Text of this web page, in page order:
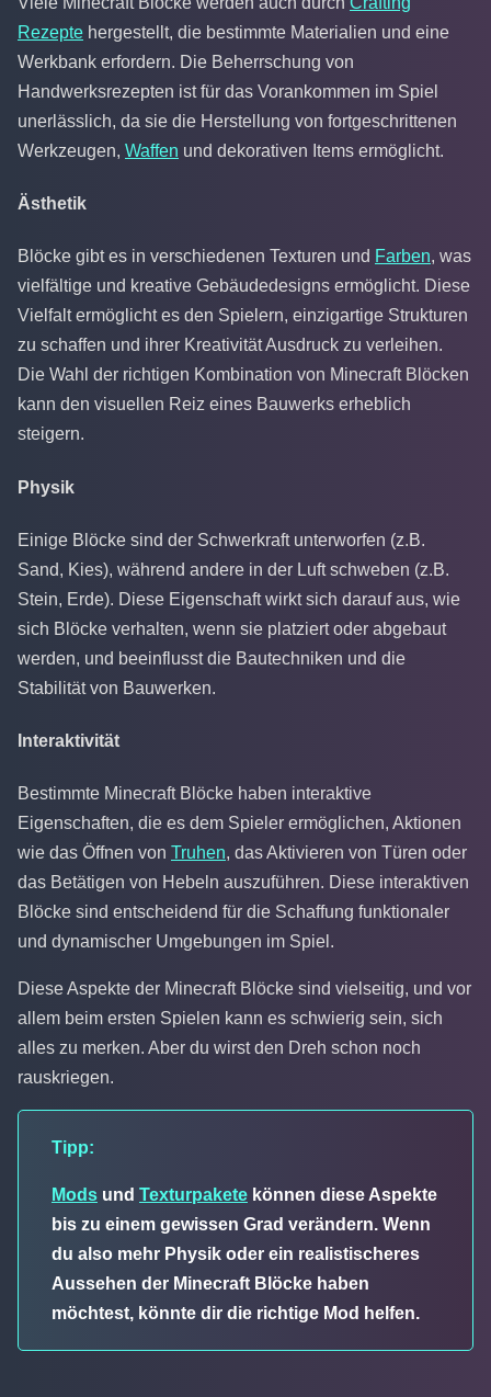
Rezepte hergestellt, die bestimmte Materialien und eine
Werkbank erfordern. Die Beherrschung von
Handwerksrezepten ist für das Vorankommen im Spiel
unerlässlich, da sie die Herstellung von fortgeschrittenen
Werkzeugen, Waffen und dekorativen Items ermöglicht.
Ästhetik
Blöcke gibt es in verschiedenen Texturen und Farben, was
vielfältige und kreative Gebäudedesigns ermöglicht. Diese
Vielfalt ermöglicht es den Spielern, einzigartige Strukturen
zu schaffen und ihrer Kreativität Ausdruck zu verleihen.
Die Wahl der richtigen Kombination von Minecraft Blöcken
kann den visuellen Reiz eines Bauwerks erheblich
steigern.
Physik
Einige Blöcke sind der Schwerkraft unterworfen (z.B.
Sand, Kies), während andere in der Luft schweben (z.B.
Stein, Erde). Diese Eigenschaft wirkt sich darauf aus, wie
sich Blöcke verhalten, wenn sie platziert oder abgebaut
werden, und beeinflusst die Bautechniken und die
Stabilität von Bauwerken.
Interaktivität
Bestimmte Minecraft Blöcke haben interaktive
Eigenschaften, die es dem Spieler ermöglichen, Aktionen
wie das Öffnen von Truhen, das Aktivieren von Türen oder
das Betätigen von Hebeln auszuführen. Diese interaktiven
Blöcke sind entscheidend für die Schaffung funktionaler
und dynamischer Umgebungen im Spiel.
Diese Aspekte der Minecraft Blöcke sind vielseitig, und vor
allem beim ersten Spielen kann es schwierig sein, sich
alles zu merken. Aber du wirst den Dreh schon noch
rauskriegen.
Tipp:
Mods und Texturpakete können diese Aspekte
bis zu einem gewissen Grad verändern. Wenn
du also mehr Physik oder ein realistischeres
Aussehen der Minecraft Blöcke haben
möchtest, könnte dir die richtige Mod helfen.